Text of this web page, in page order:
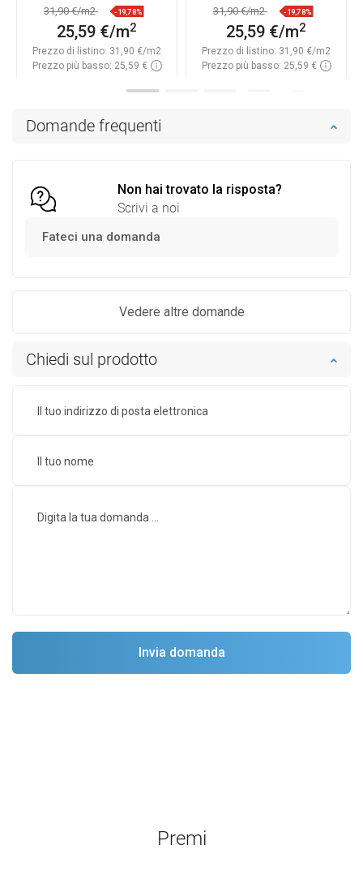
Domande frequenti
Non hai trovato la risposta?
Scrivi a noi
Fateci una domanda
Vedere altre domande
Chiedi sul prodotto
carving - TL428-120-060-01
31,90 €/m2 -19,78%
25,59 €/m2
Prezzo di listino: 31,90 €/m2
Prezzo più basso: 25,59 €
TL428-120-060-02
31,90 €/m2 -19,78%
25,59 €/m2
Prezzo di listino: 31,90 €/m2
Prezzo più basso: 25,59 €
Premi